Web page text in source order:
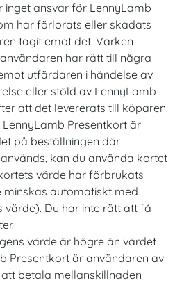
inget ansvar för LennyLamb
har förlorats eller skadats
tagit emot det. Varken
har rätt till några
utfärdaren i händelse av
eller stöld av LennyLamb
att det levererats till köparen.
Presentkort är
på beställningen där
kan du använda kortet
värde har förbrukats
minskas automatiskt med
värde). Du har inte rätt att få
värde är högre än värdet
Presentkort är användaren av
betala mellanskillnaden